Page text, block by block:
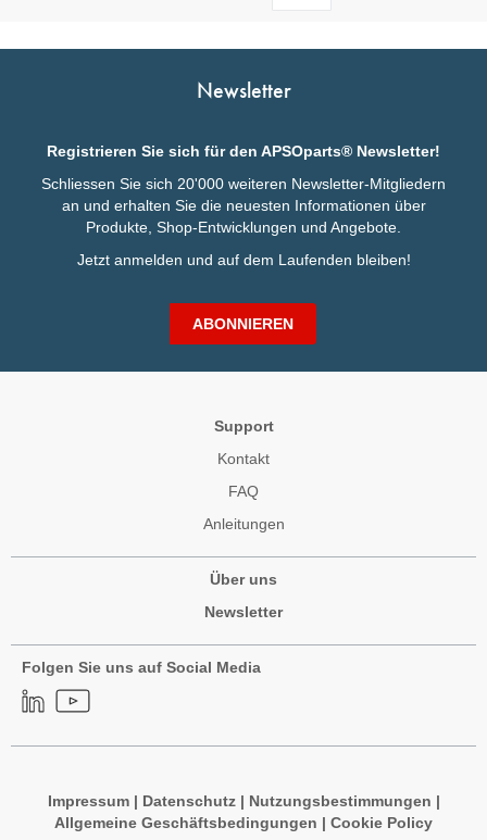
Newsletter
Registrieren Sie sich für den APSOparts® Newsletter!
Schliessen Sie sich 20'000 weiteren Newsletter-Mitgliedern
an und erhalten Sie die neuesten Informationen über
Produkte, Shop-Entwicklungen und Angebote.
Jetzt anmelden und auf dem Laufenden bleiben!
ABONNIEREN
Support
Kontakt
FAQ
Anleitungen
Über uns
Newsletter
Folgen Sie uns auf Social Media
Impressum| Datenschutz| Nutzungsbestimmungen |
Allgemeine Geschäftsbedingungen | Cookie Policy